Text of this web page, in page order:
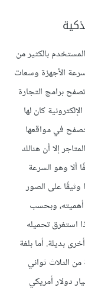
بالكثير من
الأجهزة وسعات
برامج التجارة
كان لها
في مواقعها
إلا أن هنالك
وهو السرعة
وثيقًا على الصور
وبحسب
استغرق تحميله
بديلة. أما بلغة
الثلاث ثواني
الموقع تكلفها خسارة مقدارها 1.6 مليار دولار أمريكي